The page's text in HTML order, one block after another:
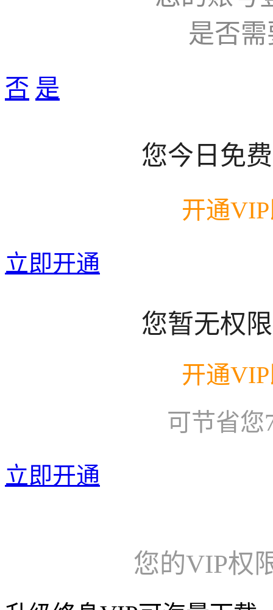
是否
否 是
您今日免
开通
立即开通
您暂无权
开通
可节省您
立即开通
您的VIP权